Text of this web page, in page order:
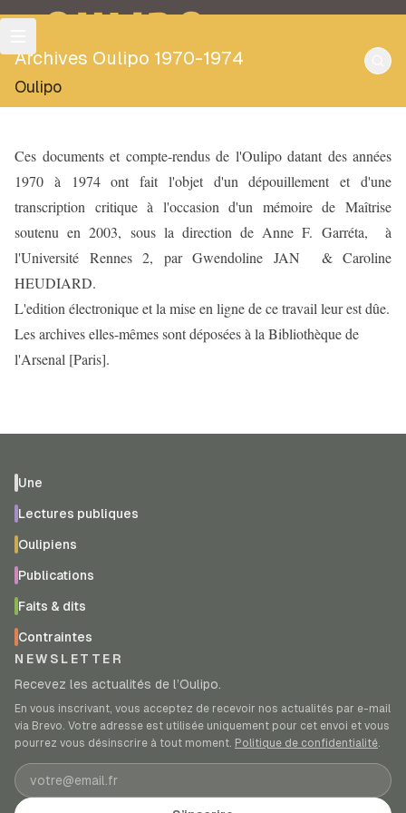
OULIPO
Archives Oulipo 1970-1974
Oulipo
Ces documents et compte-rendus de l'Oulipo datant des années
1970 à 1974 ont fait l'objet d'un dépouillement et d'une
transcription critique à l'occasion d'un mémoire de Maîtrise
soutenu en 2003, sous la direction de Anne F. Garréta, à
l'Université Rennes 2, par Gwendoline JAN & Caroline
HEUDIARD.
L'edition électronique et la mise en ligne de ce travail leur est dûe.
Les archives elles-mêmes sont déposées à la Bibliothèque de
l'Arsenal [Paris].
Une
Lectures publiques
Oulipiens
Publications
Faits & dits
Contraintes
NEWSLETTER
Recevez les actualités de l’Oulipo.
En vous inscrivant, vous acceptez de recevoir nos actualités par e-mail
via Brevo. Votre adresse est utilisée uniquement pour cet envoi et vous
pourrez vous désinscrire à tout moment. Politique de confidentialité.
Adresse e-mail